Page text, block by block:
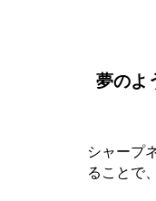
夢のよ
シャープ
ることで